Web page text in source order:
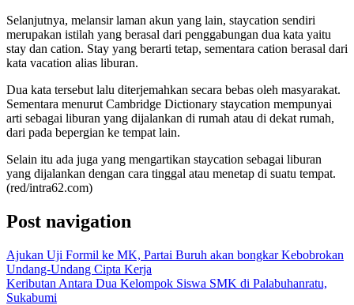
Selanjutnya, melansir laman akun yang lain, staycation sendiri
merupakan istilah yang berasal dari penggabungan dua kata yaitu
stay dan cation. Stay yang berarti tetap, sementara cation berasal dari
kata vacation alias liburan.
Dua kata tersebut lalu diterjemahkan secara bebas oleh masyarakat.
Sementara menurut Cambridge Dictionary staycation mempunyai
arti sebagai liburan yang dijalankan di rumah atau di dekat rumah,
dari pada bepergian ke tempat lain.
Selain itu ada juga yang mengartikan staycation sebagai liburan
yang dijalankan dengan cara tinggal atau menetap di suatu tempat.
(red/intra62.com)
Post navigation
Ajukan Uji Formil ke MK, Partai Buruh akan bongkar Kebobrokan
Undang-Undang Cipta Kerja
Keributan Antara Dua Kelompok Siswa SMK di Palabuhanratu,
Sukabumi